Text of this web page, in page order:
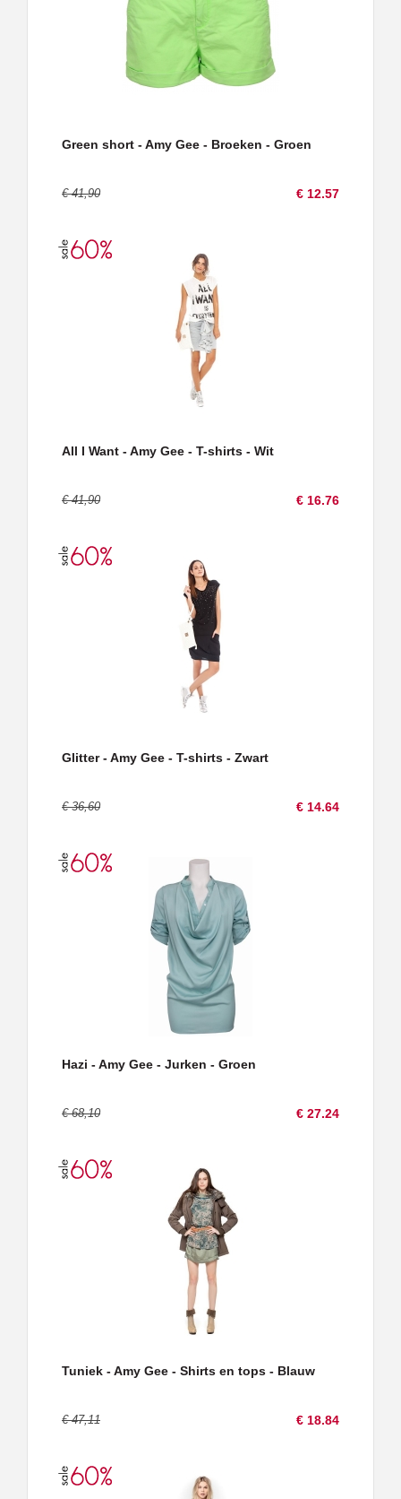
Green short - Amy Gee - Broeken - Groen
€ 41,90 € 12.57
All I Want - Amy Gee - T-shirts - Wit
€ 41,90 € 16.76
Glitter - Amy Gee - T-shirts - Zwart
€ 36,60 € 14.64
Hazi - Amy Gee - Jurken - Groen
€ 68,10 € 27.24
Tuniek - Amy Gee - Shirts en tops - Blauw
€ 47,11 € 18.84